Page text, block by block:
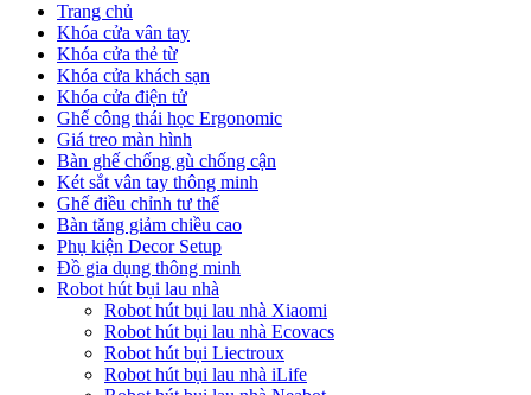
Trang chủ
Khóa cửa vân tay
Khóa cửa thẻ từ
Khóa cửa khách sạn
Khóa cửa điện tử
Ghế công thái học Ergonomic
Giá treo màn hình
Bàn ghế chống gù chống cận
Két sắt vân tay thông minh
Ghế điều chỉnh tư thế
Bàn tăng giảm chiều cao
Phụ kiện Decor Setup
Đồ gia dụng thông minh
Robot hút bụi lau nhà
Robot hút bụi lau nhà Xiaomi
Robot hút bụi lau nhà Ecovacs
Robot hút bụi Liectroux
Robot hút bụi lau nhà iLife